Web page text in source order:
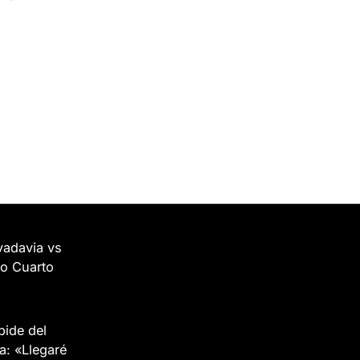
vs
Cuarto
del
«Llegaré